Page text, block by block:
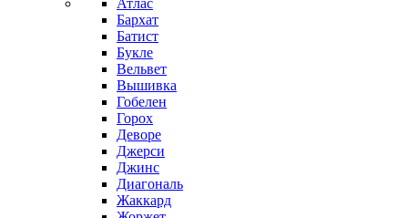
Атлас
Бархат
Батист
Букле
Вельвет
Вышивка
Гобелен
Горох
Деворе
Джерси
Джинс
Диагональ
Жаккард